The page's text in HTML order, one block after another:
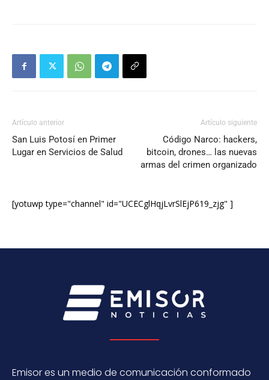
Artículo anterior
San Luis Potosí en Primer
Lugar en Servicios de Salud
Artículo siguiente
Código Narco: hackers,
bitcoin, drones… las nuevas
armas del crimen organizado
[yotuwp type="channel" id="UCECglHqjLvrSlEjP619_zjg" ]
Emisor es un medio de comunicación conformado